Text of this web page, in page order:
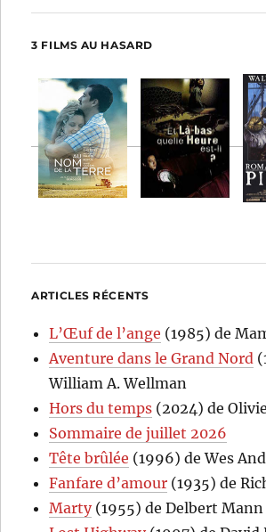
3 FILMS AU HASARD
ARTICLES RÉCENTS
L’Œuf de l’ange (1985) de
Aventure dans le Grand Nord
William A. Wellman
Hors du temps (2024) de
Sommaire de juillet 2026
Tête brûlée (1996) de Wes
Fanfare d’amour (1935) de
Marty(1955) de Delbert Mann